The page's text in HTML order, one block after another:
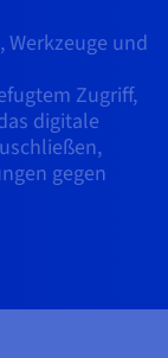
und
Zugriff,
digitale
gegen